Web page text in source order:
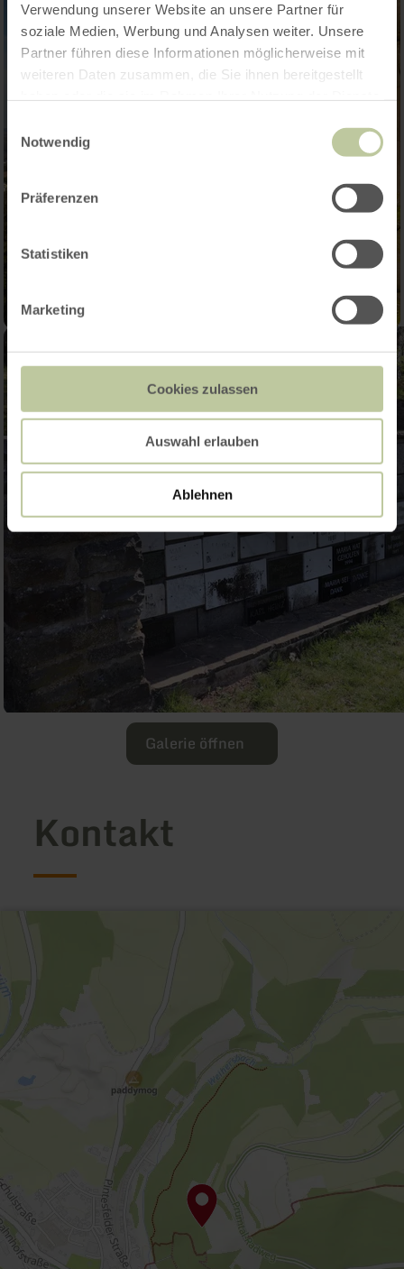
Verwendung unserer Website an unsere Partner für
soziale Medien, Werbung und Analysen weiter. Unsere
Partner führen diese Informationen möglicherweise mit
weiteren Daten zusammen, die Sie ihnen bereitgestellt
Notwendig
Präferenzen
Statistiken
Marketing
Cookies zulassen
Auswahl erlauben
Ablehnen
Galerie öffnen
Kontakt